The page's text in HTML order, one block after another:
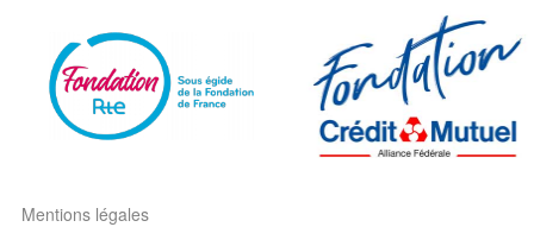
Mentions légales